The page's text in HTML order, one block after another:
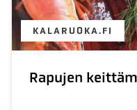
KALARUOKA.FI
Rapujen